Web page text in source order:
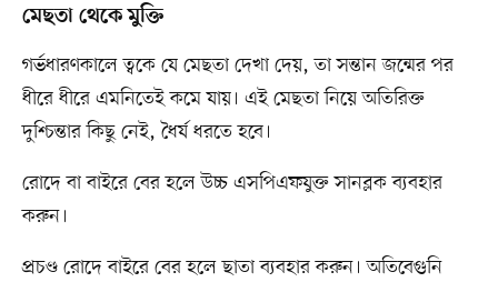
মেছতা থেকে মুক্তি
গর্ভধারণকালে ত্বকে যে মেছতা দেখা দেয়, তা সন্তান জন্মের পর
ধীরে ধীরে এমনিতেই কমে যায়। এই মেছতা নিয়ে অতিরিক্ত
দুশ্চিন্তার কিছু নেই, ধৈর্য ধরতে হবে।
রোদে বা বাইরে বের হলে উচ্চ এসপিএফযুক্ত সানব্লক ব্যবহার
করুন।
প্রচণ্ড রোদে বাইরে বের হলে ছাতা ব্যবহার করুন। অতিবেগুনি